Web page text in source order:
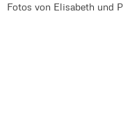
Fotos von Elisabeth und